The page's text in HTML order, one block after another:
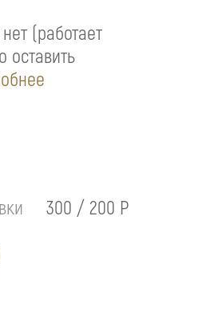
(работает
оставить
300 / 200 Р